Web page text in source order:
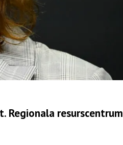
resurscentrum